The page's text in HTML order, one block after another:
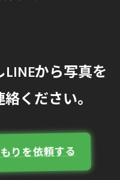
から写真を
ください。
りを依頼する